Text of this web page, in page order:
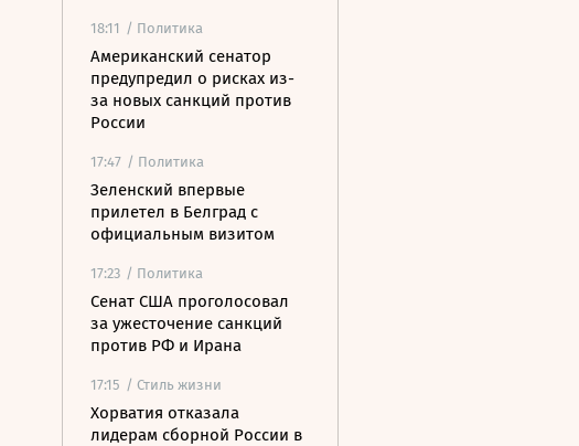
18:11 / Политика
Американский сенатор
предупредил о рисках из-
за новых санкций против
России
17:47 / Политика
Зеленский впервые
прилетел в Белград с
официальным визитом
17:23 / Политика
Сенат США проголосовал
за ужесточение санкций
против РФ и Ирана
17:15 / Стиль жизни
Хорватия отказала
лидерам сборной России в